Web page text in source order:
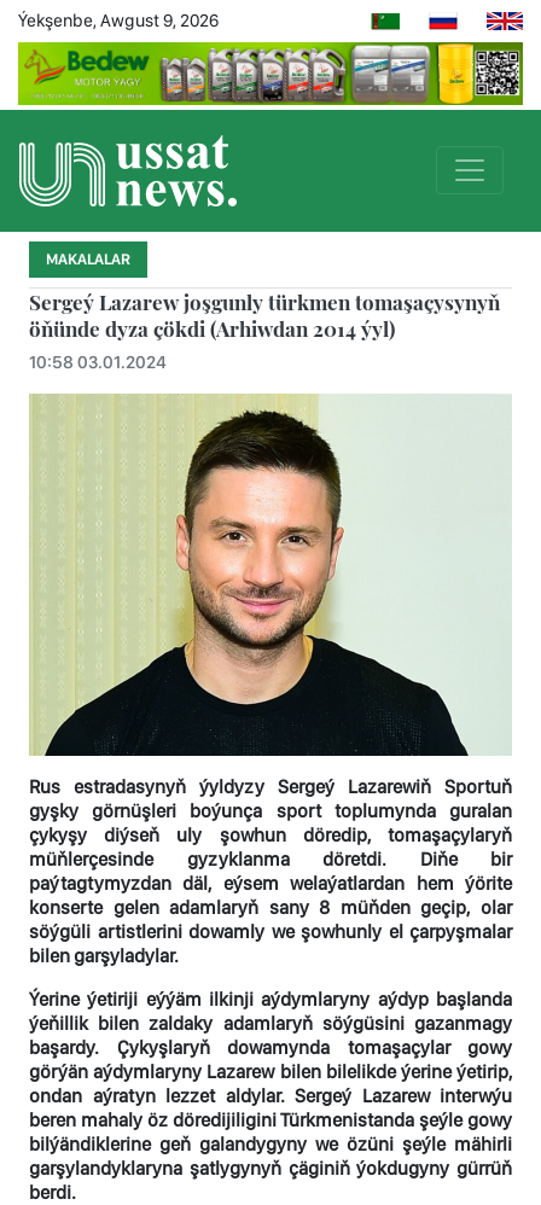
Ýekşenbe, Awgust 9, 2026
MAKALALAR
Sergeý Lazarew joşgunly türkmen tomaşaçysynyň
öňünde dyza çökdi (Arhiwdan 2014 ýyl)
10:58 03.01.2024
Rus estradasynyň ýyldyzy Sergeý Lazarewiň Sportuň
gyşky görnüşleri boýunça sport toplumynda guralan
çykyşy diýseň uly şowhun döredip, tomaşaçylaryň
müňlerçesinde gyzyklanma döretdi. Diňe bir
paýtagtymyzdan däl, eýsem welaýatlardan hem ýörite
konserte gelen adamlaryň sany 8 müňden geçip, olar
söýgüli artistlerini dowamly we şowhunly el çarpyşmalar
bilen garşyladylar.
Ýerine ýetiriji eýýäm ilkinji aýdymlaryny aýdyp başlanda
ýeňillik bilen zaldaky adamlaryň söýgüsini gazanmagy
başardy. Çykyşlaryň dowamynda tomaşaçylar gowy
görýän aýdymlaryny Lazarew bilen bilelikde ýerine ýetirip,
ondan aýratyn lezzet aldylar. Sergeý Lazarew interwýu
beren mahaly öz döredijiligini Türkmenistanda şeýle gowy
bilýändiklerine geň galandygyny we özüni şeýle mähirli
garşylandyklaryna şatlygynyň çäginiň ýokdugyny gürrüň
berdi.